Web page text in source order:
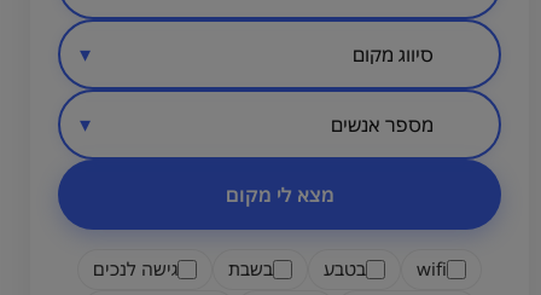
אזור בארץ
סיווג מקום
מספר אנשים
מצא לי מקום
wifi בטבע בשבת
גישה לנכים